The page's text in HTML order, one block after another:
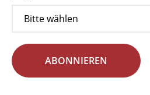
ABONNIEREN